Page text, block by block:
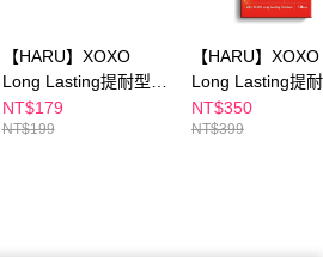
【HARU】XOXO
Long Lasting提耐型保
險套4入/盒
NT$179
NT$199
【HARU】XOXO
Long Lasting提
險套10入/盒
NT$350
NT$399